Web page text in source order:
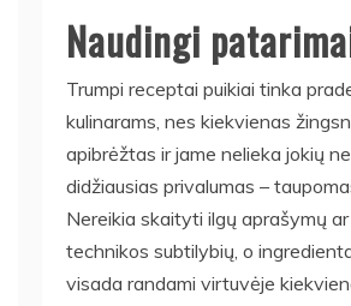
Naudingi
Trumpi receptai puikiai tinka
kulinarams, nes kiekvienas
apibrėžtas ir jame nelieka jokių
didžiausias privalumas –
Nereikia skaityti ilgų aprašymų
technikos subtilybių, o
visada randami virtuvėje